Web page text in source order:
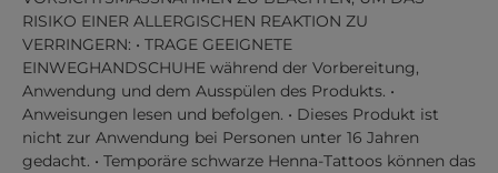
RISIKO EINER ALLERGISCHEN REAKTION ZU
VERRINGERN: • TRAGE GEEIGNETE
EINWEGHANDSCHUHE während der Vorbereitung,
Anwendung und dem Ausspülen des Produkts. •
Anweisungen lesen und befolgen. • Dieses Produkt ist
nicht zur Anwendung bei Personen unter 16 Jahren
gedacht. • Temporäre schwarze Henna-Tattoos können das